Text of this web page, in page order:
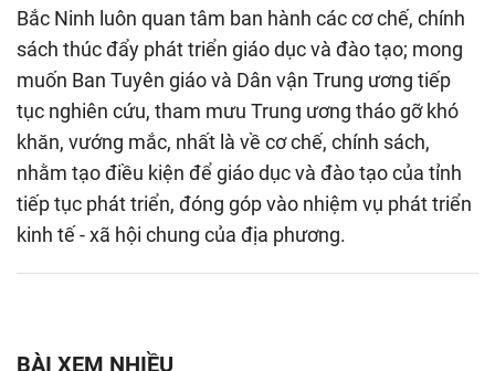
Bắc Ninh luôn quan tâm ban hành các cơ chế, chính
sách thúc đẩy phát triển giáo dục và đào tạo; mong
muốn Ban Tuyên giáo và Dân vận Trung ương tiếp
tục nghiên cứu, tham mưu Trung ương tháo gỡ khó
khăn, vướng mắc, nhất là về cơ chế, chính sách,
nhằm tạo điều kiện để giáo dục và đào tạo của tỉnh
tiếp tục phát triển, đóng góp vào nhiệm vụ phát triển
kinh tế - xã hội chung của địa phương.
BÀI XEM NHIỀU